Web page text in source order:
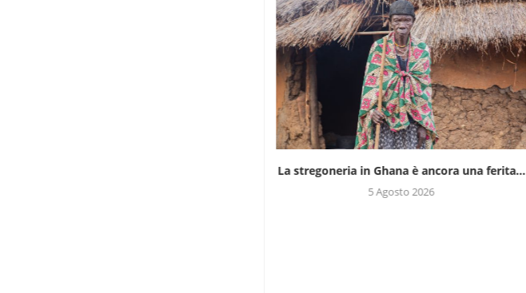
La stregoneria in Ghana è ancora una ferita...
5 Agosto 2026